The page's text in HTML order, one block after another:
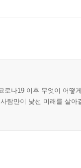
나19 이후 무엇이 어떻
람만이 낯선 미래를 살아